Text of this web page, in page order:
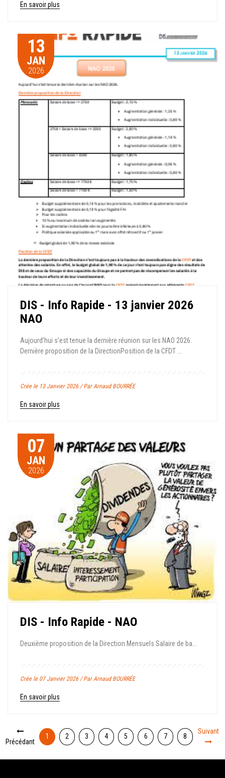
En savoir plus
13
JAN
2026
DIS - Info Rapide - 13 janvier 2026
NAO
Aujourd’hui s’est tenue la dernière réunion sur les NAO 2026.
Dernière proposition de la Direction Position de la CFDT ...
Crée le 13 Janvier 2026 / Par Arnaud BOURRÉE
En savoir plus
07
JAN
2026
DIS - Info Rapide - NAO
Deuxième proposition de la Direction Mensuels Salaire de ba...
Crée le 07 Janvier 2026 / Par Arnaud BOURRÉE
En savoir plus
Précédant
1 2 3 4 5 6 7 8
Suivant